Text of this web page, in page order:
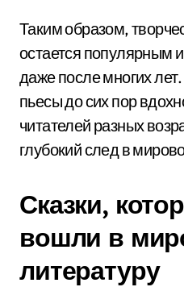
Таким образом,
остается популярным
даже после многих
пьесы до сих пор
читателей разных
глубокий след в
Сказки,
вошли в
литературу